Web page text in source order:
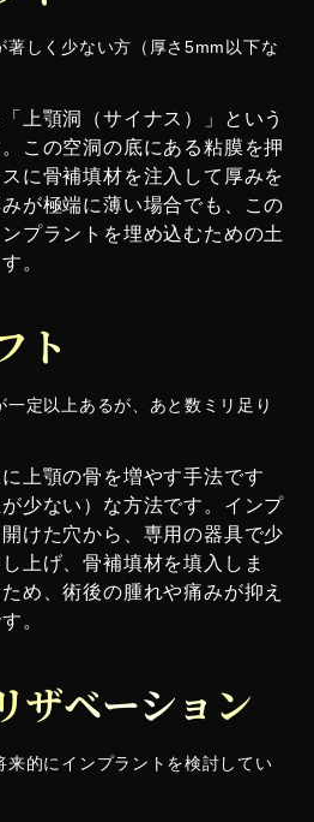
著しく少ない方（厚さ5mm以下な
上顎洞（サイナス）」という
この空洞の底にある粘膜を押
に骨補填材を注入して厚みを
が極端に薄い場合でも、この
プラントを埋め込むための土
。
ト
一定以上あるが、あと数ミリ足り
上顎の骨を増やす手法です
少ない）な方法です。インプ
けた穴から、専用の器具で少
上げ、骨補填材を填入しま
め、術後の腫れや痛みが抑え
。
ザベーション
来的にインプラントを検討してい